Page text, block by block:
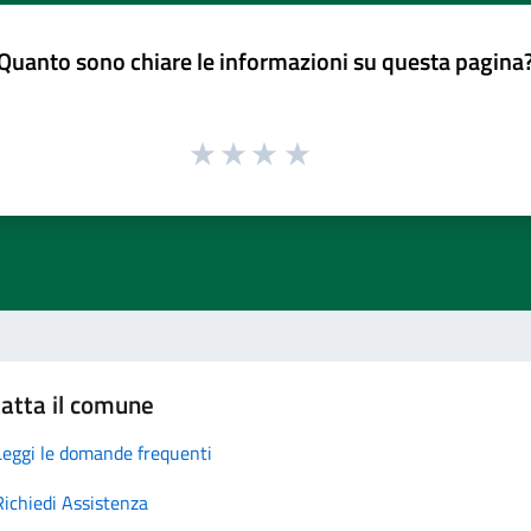
sono chiare le informazioni su questa
il comune
le domande frequenti
Assistenza